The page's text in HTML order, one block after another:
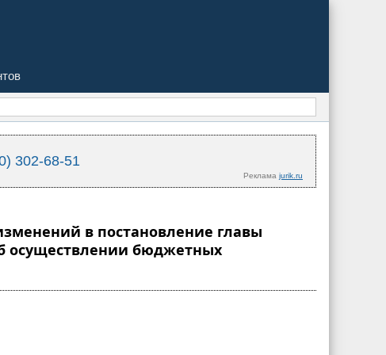
302-68-51
Реклама jurik.ru
в постановление главы
осуществлении бюджетных